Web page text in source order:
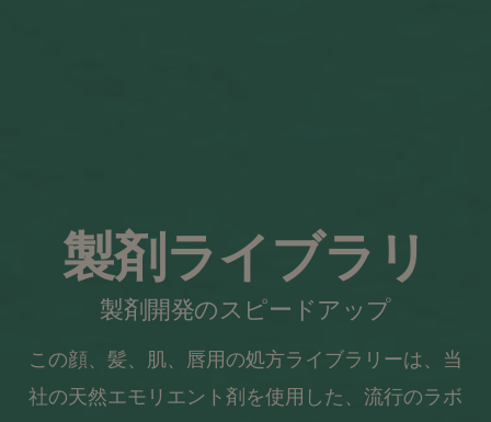
製剤ライブラリ
製剤開発のスピードアップ
この顔、髪、肌、唇用の処方ライブラリーは、当
社の天然エモリエント剤を使用した、流行のラボ